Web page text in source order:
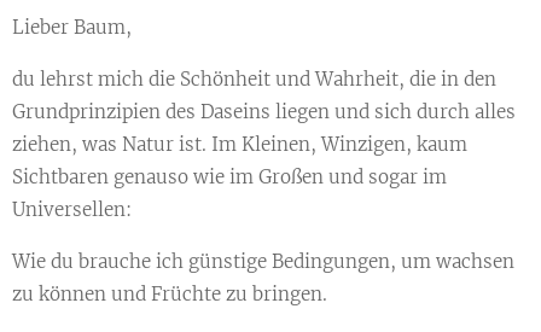
Lieber Baum,
du lehrst mich die Schönheit und Wahrheit, die in den
Grundprinzipien des Daseins liegen und sich durch alles
ziehen, was Natur ist. Im Kleinen, Winzigen, kaum
Sichtbaren genauso wie im Großen und sogar im
Universellen:
Wie du brauche ich günstige Bedingungen, um wachsen
zu können und Früchte zu bringen.